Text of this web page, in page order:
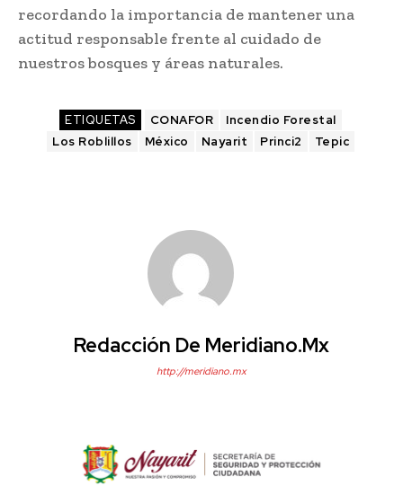
recordando la importancia de mantener una
actitud responsable frente al cuidado de
nuestros bosques y áreas naturales.
ETIQUETAS CONAFOR
Incendio Forestal
Los Roblillos
México Nayarit Princi2 Tepic
Redacción De Meridiano.mx
http://meridiano.mx